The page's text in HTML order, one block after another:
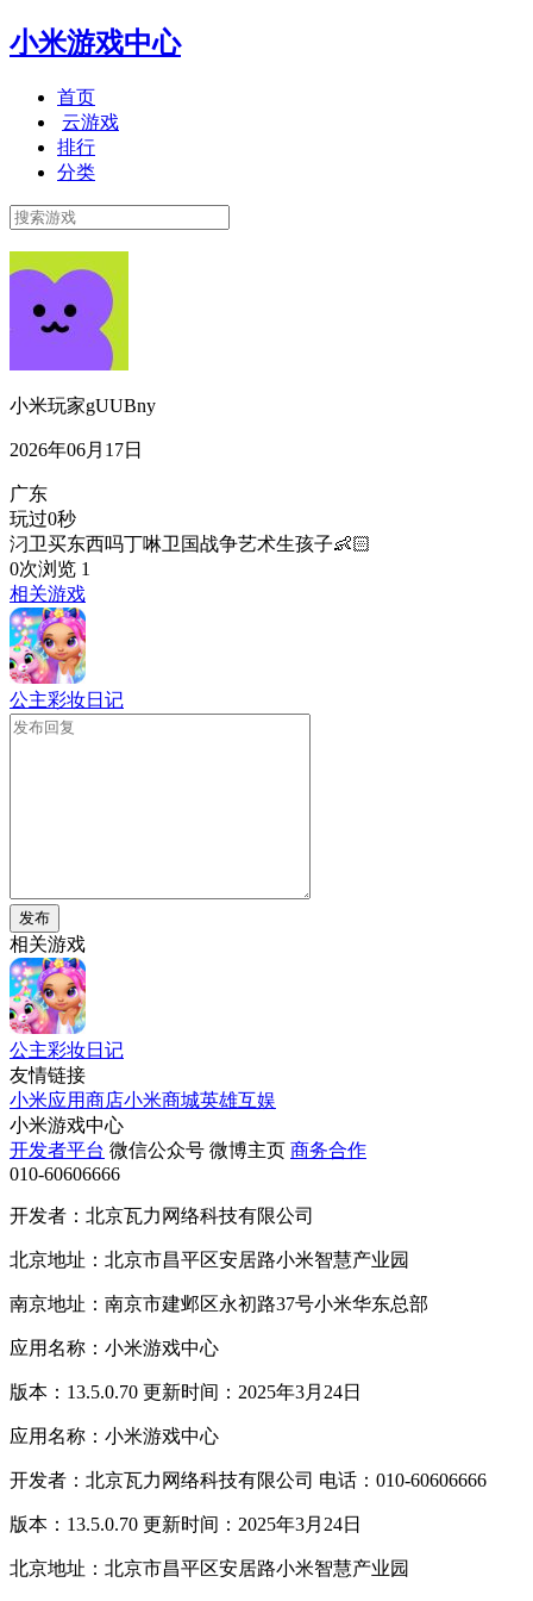
小米游戏中心
首页
云游戏
排行
分类
小米玩家gUUBny
2026年06月17日
广东
玩过0秒
汈卫买东西吗丁啉卫国战争艺术生孩子👶🏻
0次浏览 1
相关游戏
公主彩妆日记
发布
相关游戏
公主彩妆日记
友情链接
小米应用商店小米商城英雄互娱
小米游戏中心
开发者平台 微信公众号 微博主页 商务合作
010-60606666
开发者：北京瓦力网络科技有限公司
北京地址：北京市昌平区安居路小米智慧产业园
南京地址：南京市建邺区永初路37号小米华东总部
应用名称：小米游戏中心
版本：13.5.0.70 更新时间：2025年3月24日
应用名称：小米游戏中心
开发者：北京瓦力网络科技有限公司 电话：010-60606666
版本：13.5.0.70 更新时间：2025年3月24日
北京地址：北京市昌平区安居路小米智慧产业园